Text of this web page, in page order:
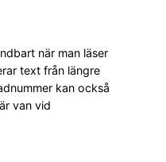
när man läser
text från längre
kan också
van vid